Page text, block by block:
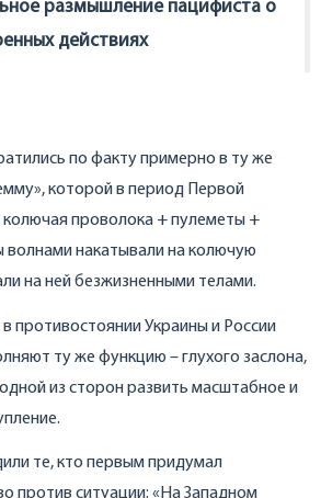
размышление пацифиста о
действиях
по факту примерно в ту же
которой в период Первой
проволока + пулеметы +
волнами накатывали на колючую
на ней безжизненными телами.
противостоянии Украины и России
ту же функцию – глухого заслона,
из сторон развить масштабное и
те, кто первым придумал
против ситуации: «На Западном